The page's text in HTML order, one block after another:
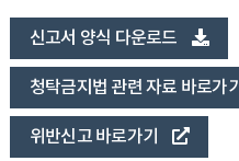
신고서 양식 다운로드
청탁금지법 관련 자료 바로가기
위반신고 바로가기